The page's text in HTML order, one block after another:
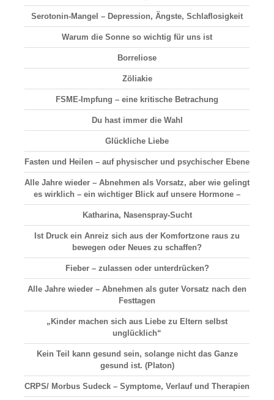
Serotonin-Mangel – Depression, Ängste, Schlaflosigkeit
Warum die Sonne so wichtig für uns ist
Borreliose
Zöliakie
FSME-Impfung – eine kritische Betrachung
Du hast immer die Wahl
Glückliche Liebe
Fasten und Heilen – auf physischer und psychischer Ebene
Alle Jahre wieder – Abnehmen als Vorsatz, aber wie gelingt
es wirklich – ein wichtiger Blick auf unsere Hormone –
Katharina, Nasenspray-Sucht
Ist Druck ein Anreiz sich aus der Komfortzone raus zu
bewegen oder Neues zu schaffen?
Fieber – zulassen oder unterdrücken?
Alle Jahre wieder – Abnehmen als guter Vorsatz nach den
Festtagen
„Kinder machen sich aus Liebe zu Eltern selbst
unglücklich“
Kein Teil kann gesund sein, solange nicht das Ganze
gesund ist. (Platon)
CRPS/ Morbus Sudeck – Symptome, Verlauf und Therapien